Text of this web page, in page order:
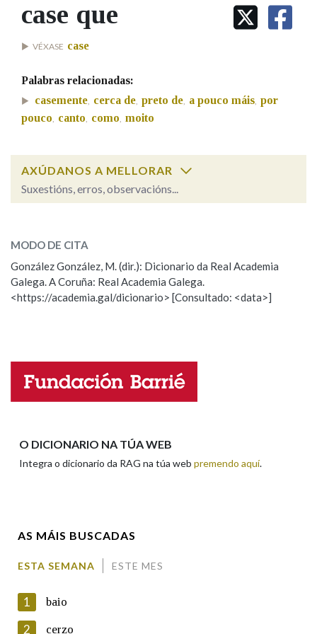
IDENTIDADE CORPORATIVA
MARCIAL DEL ADALID
FIGURAS HOMENAXEADAS
PORTAL DAS PALABRAS
Facebook
TwitterYoutubeInstagram
Bluesky
BUSCAR NOS LEMAS
Comeza por
Remata por
Contén
Nas definicións
Nos exemplos
Marcas gramaticais
LIMPAR
case que
VÉXASE case
Palabras relacionadas:
casemente, cerca de, preto de, a pouco máis, por
pouco, canto, como, moito
AXÚDANOS A MELLORAR
Suxestións, erros, observacións...
ESCOLLE UNHA OPCIÓN:
Observación Hai un erro na palabra
Propoño mellorar a definición
Nome
MODO DE CITA
González González, M. (dir.): Dicionario da Real Academia
Galega. A Coruña: Real Academia Galega.
<https://academia.gal/dicionario> [Consultado: <data>]
O DICIONARIO NA TÚA WEB
Integra o dicionario da RAG na túa web premendo aquí.
AS MÁIS BUSCADAS
ESTA SEMANA ESTE MES
1 baio
2 cerzo